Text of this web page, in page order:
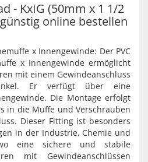
- KxIG (50mm x 1 1/2
online bestellen
x Innengewinde: Der PVC
x Innengewinde ermöglicht
mit einem Gewindeanschluss
Er verfügt über eine
Die Montage erfolgt
in die Muffe und Verschrauben
Dieser Fitting ist besonders
in der Industrie, Chemie und
eine sichere und stabile
mit Gewindeanschlüssen